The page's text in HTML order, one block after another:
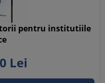
pentru institutiile
Lei